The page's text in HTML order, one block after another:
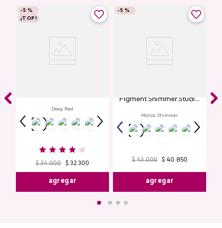
-5 %
¡TOP!
Deep Red
$ 34.000 $ 32.300
agregar
-5 %
Pigment Shimmer Studio
Malva Shimmer
$ 43.000 $ 40. 850
agregar